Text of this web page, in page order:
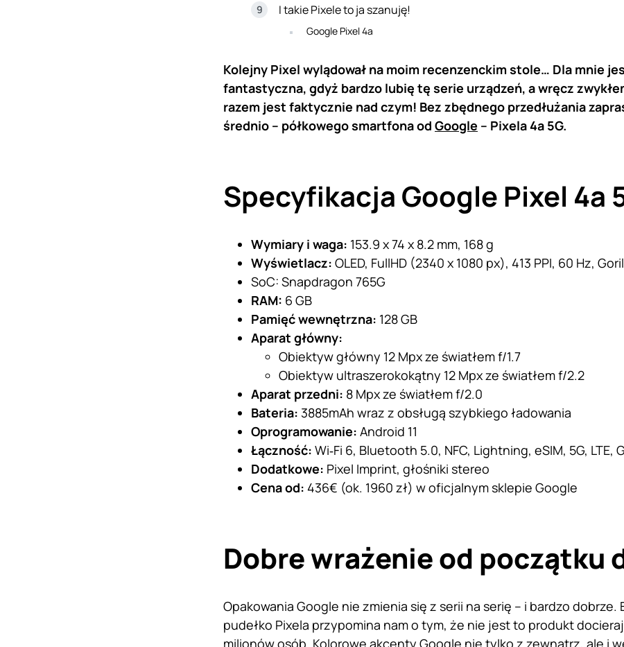
I takie Pixele to ja szanuję!
Google Pixel 4a
Kolejny Pixel wylądował na moim recenzenckim stole… Dla mnie
fantastyczna, gdyż bardzo lubię tę serie urządzeń, a wręcz
razem jest faktycznie nad czym! Bez zbędnego przedłużania
średnio – półkowego smartfona od Google – Pixela 4a 5G.
Specyfikacja Google Pixel 4a
Wymiary i waga: 153.9 x 74 x 8.2 mm, 168 g
Wyświetlacz: OLED, FullHD (2340 x 1080 px), 413 PPI, 60 Hz,
SoC: Snapdragon 765G
RAM: 6 GB
Pamięć wewnętrzna: 128 GB
Aparat główny:
Obiektyw główny 12 Mpx ze światłem f/1.7
Obiektyw ultraszerokokątny 12 Mpx ze światłem f/2.2
Aparat przedni: 8 Mpx ze światłem f/2.0
Bateria: 3885mAh wraz z obsługą szybkiego ładowania
Oprogramowanie: Android 11
Łączność: Wi‑Fi 6, Bluetooth 5.0, NFC, Lightning, eSIM, 5G, LTE,
Dodatkowe: Pixel Imprint, głośniki stereo
Cena od: 436€ (ok. 1960 zł) w oficjalnym sklepie Google
Dobre wrażenie od początku
Opakowania Google nie zmienia się z serii na serię – i bardzo dobrze.
pudełko Pixela przypomina nam o tym, że nie jest to produkt